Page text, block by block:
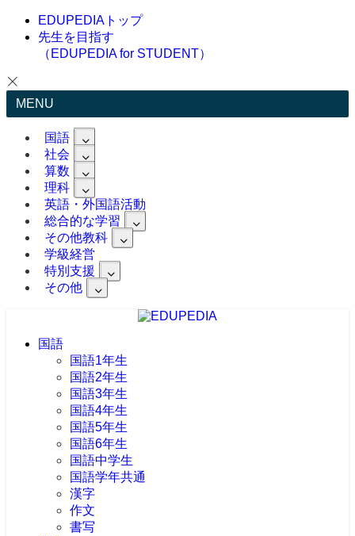
EDUPEDIAトップ
先生を目指す
（EDUPEDIA for STUDENT）
MENU
国語
社会
算数
理科
英語・外国語活動
総合的な学習
その他教科
学級経営
特別支援
その他
国語
国語1年生
国語2年生
国語3年生
国語4年生
国語5年生
国語6年生
国語中学生
国語学年共通
漢字
作文
書写